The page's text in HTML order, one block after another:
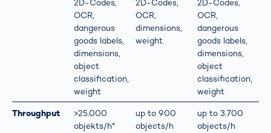
2D-Codes,
OCR,
dangerous
goods labels,
dimensions,
object
classification,
weight
2D-Codes,
OCR,
dimensions,
weight
2D-Codes,
OCR,
dangerous
goods labels,
dimensions,
object
classification,
weight
Throughput
>25.000
objekts/h*
up to 900
objects/h
up to 3.700
objects/h